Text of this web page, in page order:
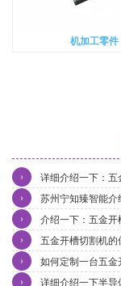
机加工零件
详细介绍一下：
›
苏州宁知臻智能
›
介绍一下：五金开
›
五金开槽切割机的
›
如何定制一台五金
›
详细介绍一下半导
›